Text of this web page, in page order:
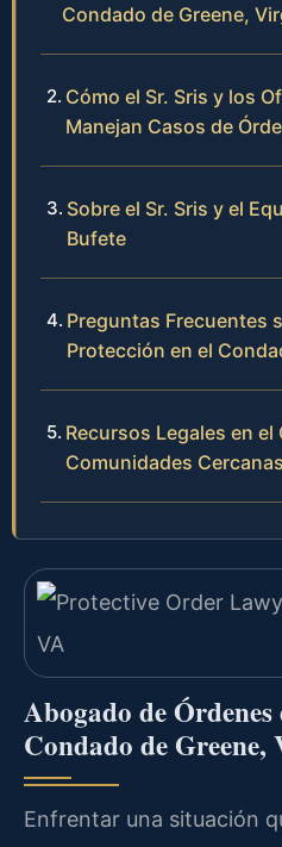
Condado de Greene,
Cómo el Sr. Sris y los
Manejan Casos de
Sobre el Sr. Sris y el
Bufete
Preguntas Frecuentes
Protección en el
Recursos Legales en
Comunidades Cercanas
Abogado de
Condado de Greene,
Enfrentar una situación